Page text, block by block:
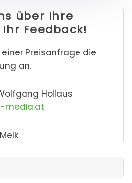
über Ihre
Feedback!
Preisanfrage die
an.
Hollaus
media.at